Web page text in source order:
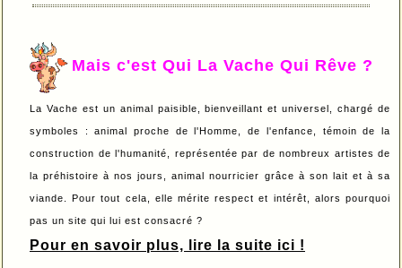
Mais c'est Qui La Vache Qui Rêve ?
La Vache est un animal paisible, bienveillant et universel, chargé de
symboles : animal proche de l'Homme, de l'enfance, témoin de la
construction de l'humanité, représentée par de nombreux artistes de
la préhistoire à nos jours, animal nourricier grâce à son lait et à sa
viande. Pour tout cela, elle mérite respect et intérêt, alors pourquoi
pas un site qui lui est consacré ?
Pour en savoir plus, lire la suite ici !